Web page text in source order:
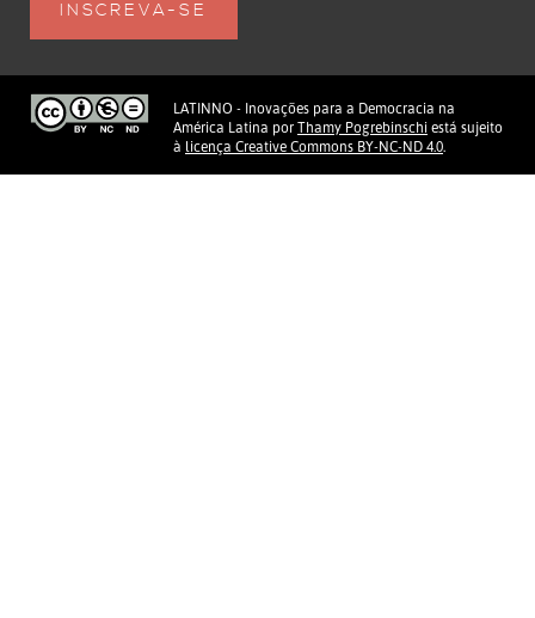
LATINNO - Inovações para a Democracia na
América Latina por Thamy Pogrebinschi está sujeito
à licença Creative Commons BY-NC-ND 4.0.